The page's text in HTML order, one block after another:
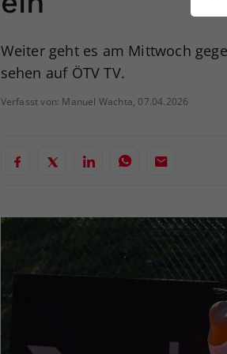
Weiter geht es am Mittwoch
sehen auf ÖTV TV.
Verfasst von: Manuel Wachta, 07.04.2026